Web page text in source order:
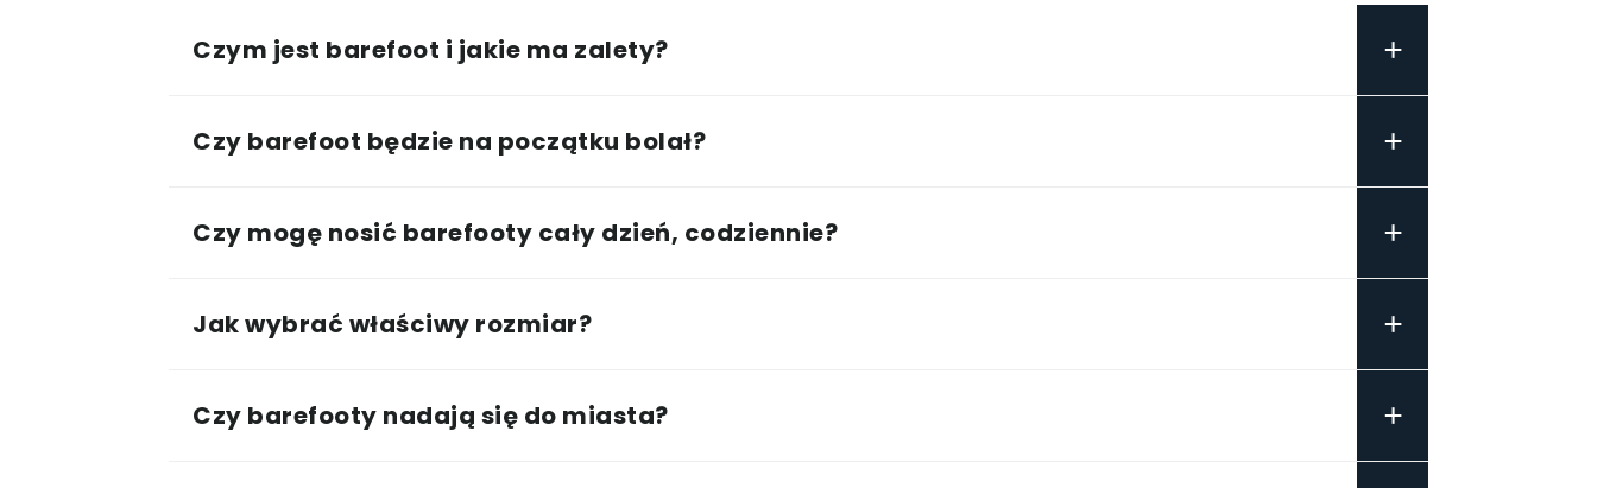
Czym jest barefoot i jakie ma zalety? +
Czy barefoot będzie na początku bolał? +
Czy mogę nosić barefooty cały dzień, codziennie? +
Jak wybrać właściwy rozmiar? +
Czy barefooty nadają się do miasta? +